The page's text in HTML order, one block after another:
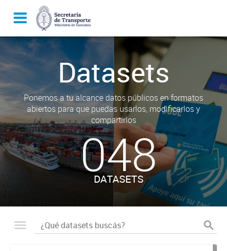
Datasets
Ponemos a tu alcance datos públicos en formatos
abiertos para que puedas usarlos, modificarlos y
compartirlos
048
DATASETS